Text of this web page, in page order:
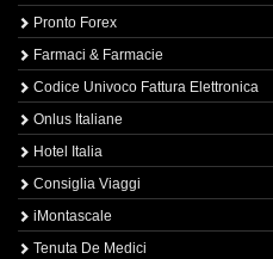
Pronto Forex
Farmaci & Farmacie
Codice Univoco Fattura Elettronica
Onlus Italiane
Hotel Italia
Consiglia Viaggi
iMontascale
Tenuta De Medici